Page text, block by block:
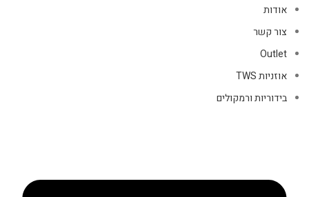
אודות
צור קשר
Outlet
אוזניות TWS
בידוריות ורמקולים